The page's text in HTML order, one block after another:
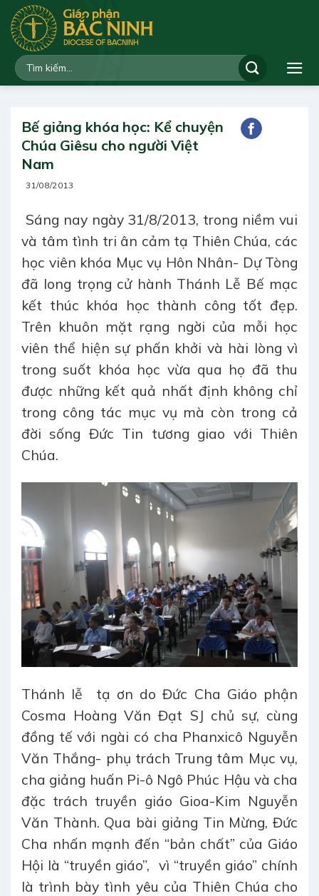
qua
dung
Bế giảng khóa học: Kể chuyện
Chúa Giêsu cho người Việt
Nam
31/08/2013
Sáng nay ngày 31/8/2013, trong niềm vui
và tâm tình tri ân cảm tạ Thiên Chúa, các
học viên khóa Mục vụ Hôn Nhân- Dự Tòng
đã long trọng cử hành Thánh Lễ Bế mạc
kết thúc khóa học thành công tốt đẹp.
Trên khuôn mặt rạng ngời của mỗi học
viên thể hiện sự phấn khởi và hài lòng vì
trong suốt khóa học vừa qua họ đã thu
được những kết quả nhất định không chỉ
trong công tác mục vụ mà còn trong cả
đời sống Đức Tin tương giao với Thiên
Chúa.
Thánh lễ
tạ ơn do Đức Cha Giáo phận
Cosma Hoàng Văn Đạt SJ chủ sự, cùng
đồng tế với ngài có cha Phanxicô Nguyễn
Văn Thắng- phụ trách Trung tâm Mục vụ,
cha giảng huấn Pi-ô Ngô Phúc Hậu và cha
đặc trách truyền giáo Gioa-Kim Nguyễn
Văn Thành. Qua bài giảng Tin Mừng, Đức
Cha nhấn mạnh đến “bản chất” của Giáo
Hội là “truyền giáo”, vì “truyền giáo” chính
là trình bày tình yêu của Thiên Chúa cho